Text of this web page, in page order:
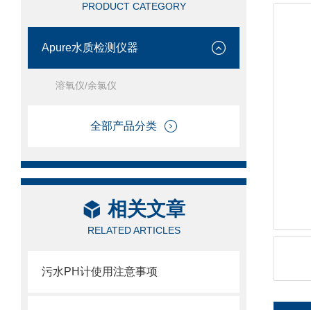
PRODUCT CATEGORY
Apure水质检测仪器
溶氧仪/余氯仪
全部产品分类
相关文章
RELATED ARTICLES
污水PH计使用注意事项